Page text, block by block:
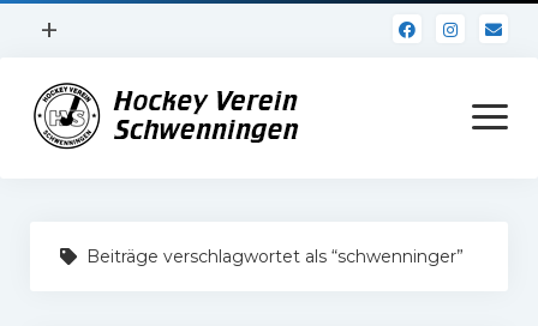
Menü
+
Impressum
Datenschutz
Menü
öffnen
Daten und Fakten
Beiträge verschlagwortet als “schwenninger”